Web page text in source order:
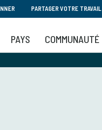
PARTAGER VOTRE TRAVAIL
PAYS COMMUNAUTÉ